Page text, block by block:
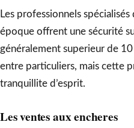
Les professionnels
époque offrent une sécurité
généralement superieur de
entre particuliers, mais cette
tranquillite d’esprit.
Les ventes aux encheres